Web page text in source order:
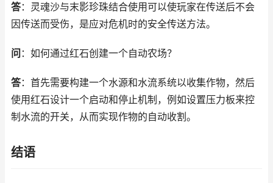
答：灵魂沙与末影珍珠结合使用可以使玩家在传送后不会
因传送而受伤，是应对危机时的安全传送方法。
问 ：如何通过红石创建一个自动农场？
答：首先需要构建一个水源和水流系统以收集作物，然后
使用红石设计一个启动和停止机制，例如设置压力板来控
制水流的开关，从而实现作物的自动收割。
结语